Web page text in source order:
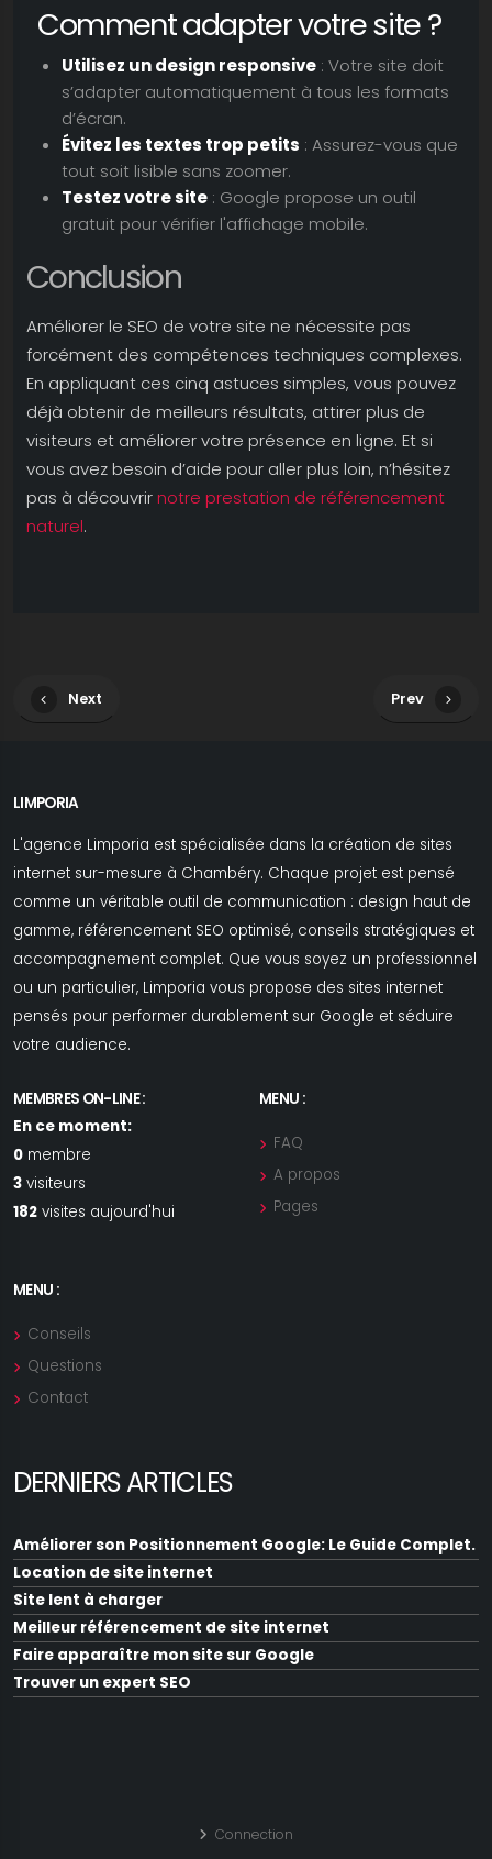
Comment adapter votre site ?
Utilisez un design responsive : Votre site doit
s’adapter automatiquement à tous les formats
d’écran.
Évitez les textes trop petits : Assurez-vous que
tout soit lisible sans zoomer.
Testez votre site : Google propose un outil
gratuit pour vérifier l'affichage mobile.
Conclusion
Améliorer le SEO de votre site ne nécessite pas
forcément des compétences techniques complexes.
En appliquant ces cinq astuces simples, vous pouvez
déjà obtenir de meilleurs résultats, attirer plus de
visiteurs et améliorer votre présence en ligne. Et si
vous avez besoin d’aide pour aller plus loin, n’hésitez
pas à découvrirnotre prestation de référencement
naturel.
Prev
Next
LIMPORIA
L'agence Limporia est spécialisée dans la création de sites
internet sur-mesure à Chambéry. Chaque projet est pensé
comme un véritable outil de communication : design haut de
gamme, référencement SEO optimisé, conseils stratégiques et
accompagnement complet. Que vous soyez un professionnel
ou un particulier, Limporia vous propose des sites internet
pensés pour performer durablement sur Google et séduire
votre audience.
MEMBRES ON-LINE :
En ce moment:
0 membre
3 visiteurs
182 visites aujourd'hui
MENU :
FAQ
A propos
Pages
MENU :
Conseils
Questions
Contact
DERNIERS ARTICLES
Améliorer son Positionnement Google: Le Guide Complet.
Location de site internet
Site lent à charger
Meilleur référencement de site internet
Faire apparaître mon site sur Google
Trouver un expert SEO
Connection